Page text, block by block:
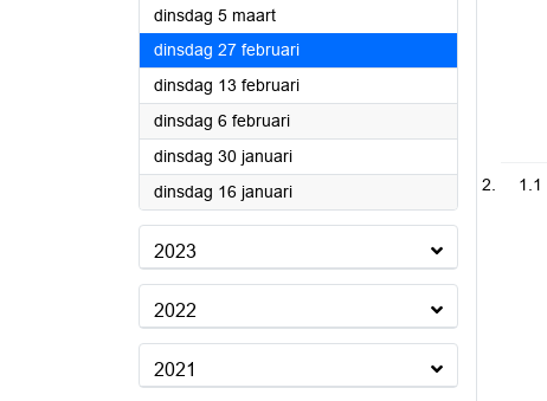
dinsdag 5 maart2024
dinsdag 27 februari2024
dinsdag 13 februari2024
dinsdag 6 februari2024
dinsdag 30 januari2024
dinsdag 16 januari2024
2023
2022
2021
1.1